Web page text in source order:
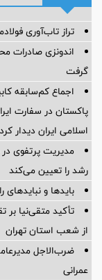
تراز تاب‌آوری
اندونزی صادرات
گرفت
اجماع کم‌سابقه
پاکستان در سفارت
اسلامی ایران دیدار
مدیریت پرتفوی در
رشد را تعیین می‌کند
بایدها و نبایدهای
تأکید متقی‌نیا بر
از شعب استان تهران
ضرب‌الاجل
عمرانی